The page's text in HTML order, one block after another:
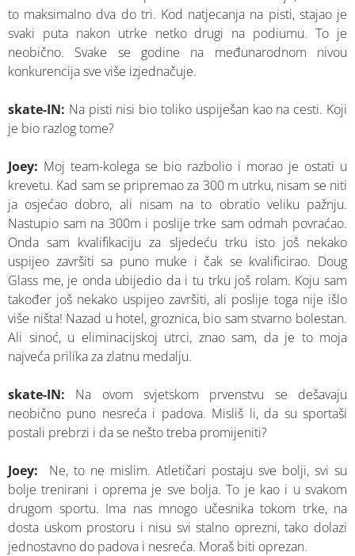
to maksimalno dva do tri. Kod natjecanja na pisti, stajao je
svaki puta nakon utrke netko drugi na podiumu. To je
neobično. Svake se godine na međunarodnom nivou
konkurencija sve više izjednačuje.
skate-IN: Na pisti nisi bio toliko uspiješan kao na cesti. Koji
je bio razlog tome?
Joey: Moj team-kolega se bio razbolio i morao je ostati u
krevetu. Kad sam se pripremao za 300 m utrku, nisam se niti
ja osjećao dobro, ali nisam na to obratio veliku pažnju.
Nastupio sam na 300m i poslije trke sam odmah povraćao.
Onda sam kvalifikaciju za sljedeću trku isto još nekako
uspijeo završiti sa puno muke i čak se kvalificirao. Doug
Glass me, je onda ubijedio da i tu trku još rolam. Koju sam
također još nekako uspijeo završiti, ali poslije toga nije išlo
više ništa! Nazad u hotel, groznica, bio sam stvarno bolestan.
Ali sinoć, u eliminacijskoj utrci, znao sam, da je to moja
najveća prilika za zlatnu medalju.
skate-IN: Na ovom svjetskom prvenstvu se dešavaju
neobično puno nesreća i padova. Misliš li, da su sportaši
postali prebrzi i da se nešto treba promijeniti?
Joey:
Ne, to ne mislim. Atletičari postaju sve bolji, svi su
bolje trenirani i oprema je sve bolja. To je kao i u svakom
drugom sportu. Ima nas mnogo učesnika tokom trke, na
dosta uskom prostoru i nisu svi stalno oprezni, tako dolazi
jednostavno do padova i nesreća. Moraš biti oprezan.